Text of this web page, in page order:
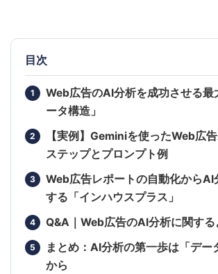
目次
Web広告のAI分析を成功させる最
ータ構造」
【実例】Geminiを使ったWeb広
ステップとプロンプト例
Web広告レポートの自動化からAI
する「インハウスプラス」
Q&A｜Web広告のAI分析に関する
まとめ：AI分析の第一歩は「デー
から